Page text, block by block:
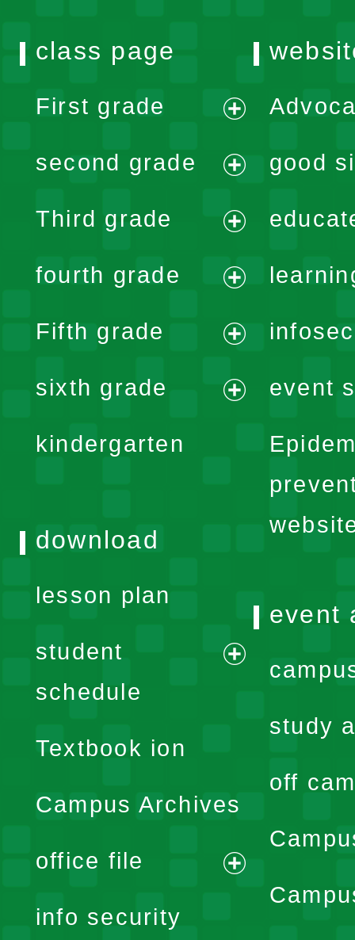
class page
First grade
menu
second grade
menu
Third grade
menu
fourth grade
menu
Fifth grade
menu
sixth grade
kindergarten
good
event
download
lesson plan
student
schedule
expand
menu
Textbook ion
Campus Archives
office file
expand
info security
event
study
off